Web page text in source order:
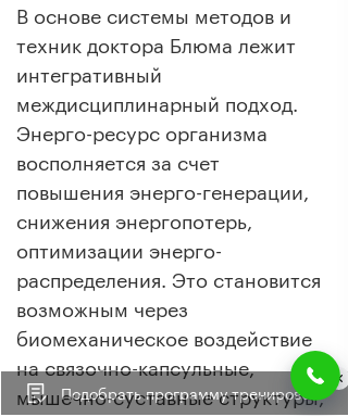
В основе системы методов и
техник доктора Блюма лежит
интегративный
междисциплинарный подход.
Энерго-ресурс организма
восполняется за счет
повышения энерго-генерации,
снижения энергопотерь,
оптимизации энерго-
распределения. Это становится
возможным через
биомеханическое воздействие
на связочно-капсульные,
мышечно-суставные структуры,
Подобрать программу тренировок